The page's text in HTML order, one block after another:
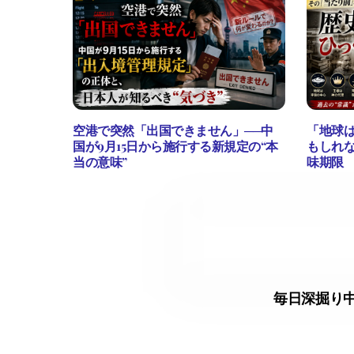
空港で突然「出国できません」──中
国が9月15日から施行する新規定の“本
当の意味”
「地球
もしれ
味期限
毎日深掘り